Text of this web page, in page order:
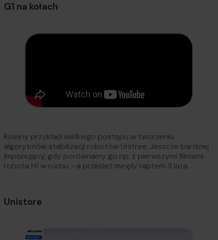
G1 na kołach
Kolejny przykład wielkiego postępu w tworzeniu
algorytmów stabilizacji robotów Unitree. Jeszcze bardziej
imponujący, gdy porównamy go np. z pierwszymi filmami
robota H1 w ruchu - a przecież minęły raptem 3 lata.
Unistore